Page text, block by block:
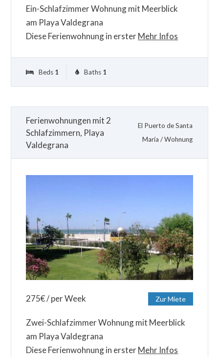
Ein-Schlafzimmer Wohnung mit Meerblick
am Playa Valdegrana
Diese Ferienwohnung in ersterMehr Infos
Beds 1 Baths 1
Ferienwohnungen mit 2
Schlafzimmern, Playa
Valdegrana
El Puerto de Santa
María /Wohnung
275€/ per Week Zur Miete
Zwei-Schlafzimmer Wohnung mit Meerblick
am Playa Valdegrana
Diese Ferienwohnung in ersterMehr Infos